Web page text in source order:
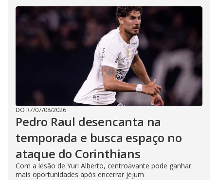
DO R7/07/08/2026
Pedro Raul desencanta na
temporada e busca espaço no
ataque do Corinthians
Com a lesão de Yuri Alberto, centroavante pode ganhar
mais oportunidades após encerrar jejum